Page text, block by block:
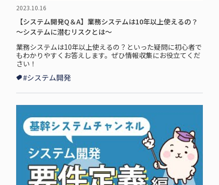
2023.10.16
【システム開発Q＆A】業務システムは10年以上使えるの？
～システムに潜むリスクとは～
業務システムは10年以上使えるの？といった疑問に初心者で
もわかりやすくお答えします。ぜひ情報収集にお役立てくだ
さい！
#システム開発